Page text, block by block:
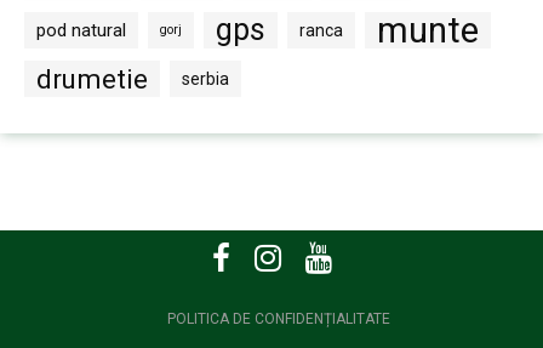
pod natural gorj gps ranca munte
drumetie serbia
POLITICA DE CONFIDENȚIALITATE